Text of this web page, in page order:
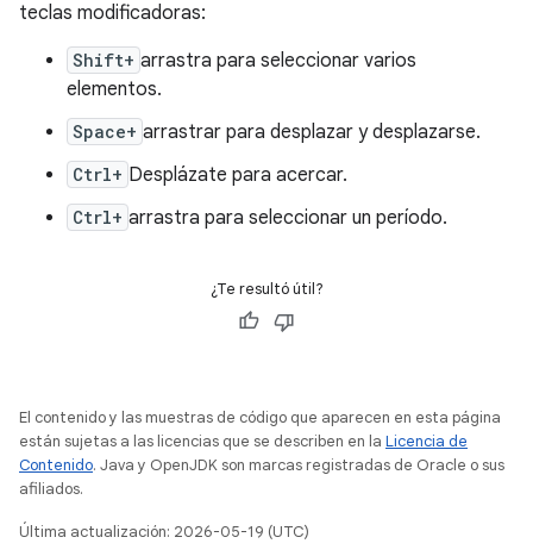
teclas modificadoras:
Shift+ arrastra para seleccionar varios
elementos.
Space+ arrastrar para desplazar y desplazarse.
Ctrl+ Desplázate para acercar.
Ctrl+ arrastra para seleccionar un período.
¿Te resultó útil?
El contenido y las muestras de código que aparecen en esta página
están sujetas a las licencias que se describen en la Licencia de
Contenido. Java y OpenJDK son marcas registradas de Oracle o sus
afiliados.
Última actualización: 2026-05-19 (UTC)